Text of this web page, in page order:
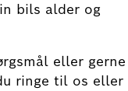
bils alder og
eller gerne
ringe til os eller